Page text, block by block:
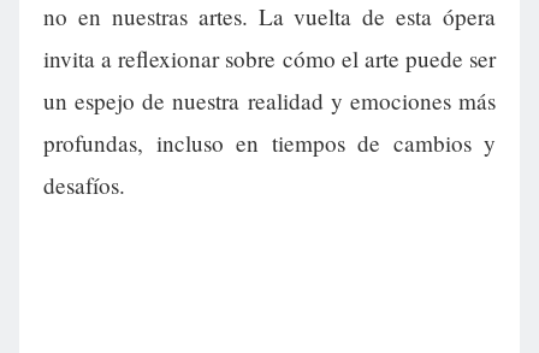
no en nuestras artes. La vuelta de esta ópera
invita a reflexionar sobre cómo el arte puede ser
un espejo de nuestra realidad y emociones más
profundas, incluso en tiempos de cambios y
desafíos.